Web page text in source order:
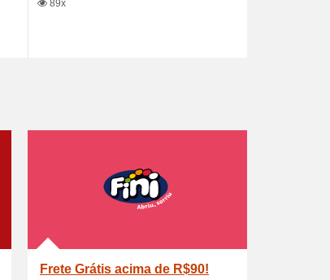
89x
Frete Grátis acima de R$90!